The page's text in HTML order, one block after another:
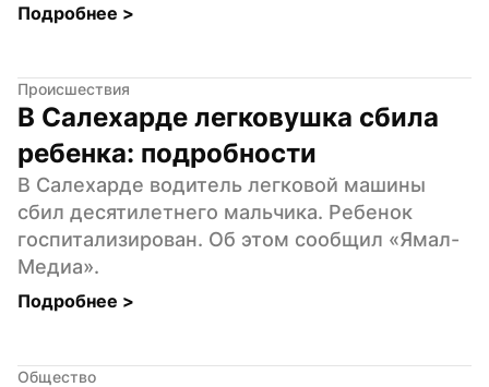
Подробнее >
Происшествия
В Салехарде легковушка сбила
ребенка: подробности
В Салехарде водитель легковой машины
сбил десятилетнего мальчика. Ребенок
госпитализирован. Об этом сообщил «Ямал-
Медиа».
Подробнее >
Общество